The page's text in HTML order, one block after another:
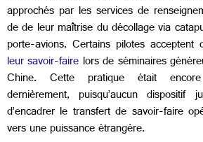
approchés par les services de
de de leur maîtrise du décollage via
porte-avions. Certains pilotes acceptent
leur savoir-faire lors de séminaires
Chine. Cette pratique était
dernièrement, puisqu’aucun dispositif
d’encadrer le transfert de savoir-faire
vers une puissance étrangère.